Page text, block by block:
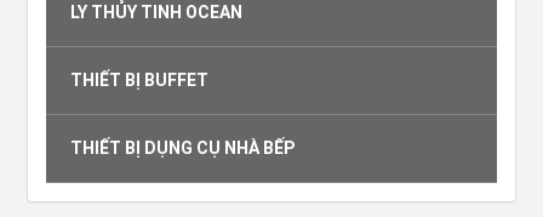
LY THỦY TINH OCEAN
THIẾT BỊ BUFFET
THIẾT BỊ DỤNG CỤ NHÀ BẾP